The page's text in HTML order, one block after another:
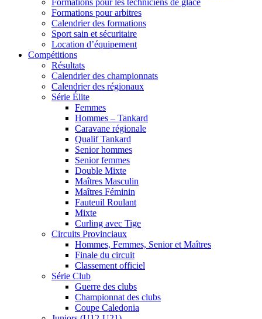
Formations pour les techniciens de glace
Formations pour arbitres
Calendrier des formations
Sport sain et sécuritaire
Location d’équipement
Compétitions
Résultats
Calendrier des championnats
Calendrier des régionaux
Série Élite
Femmes
Hommes – Tankard
Caravane régionale
Qualif Tankard
Senior hommes
Senior femmes
Double Mixte
Maîtres Masculin
Maîtres Féminin
Fauteuil Roulant
Mixte
Curling avec Tige
Circuits Provinciaux
Hommes, Femmes, Senior et Maîtres
Finale du circuit
Classement officiel
Série Club
Guerre des clubs
Championnat des clubs
Coupe Caledonia